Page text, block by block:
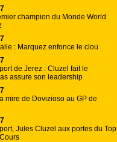
champion du Monde World
: Marquez enfonce le clou
de Jerez : Cluzel fait le
assure son leadership
mire de Dovizioso au GP de
Jules Cluzel aux portes du Top